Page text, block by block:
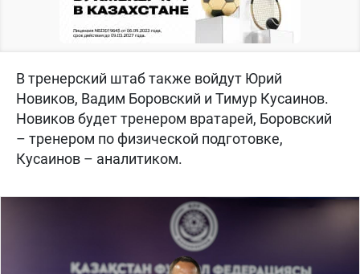
В тренерский штаб также войдут Юрий
Новиков, Вадим Боровский и Тимур Кусаинов.
Новиков будет тренером вратарей, Боровский
– тренером по физической подготовке,
Кусаинов – аналитиком.